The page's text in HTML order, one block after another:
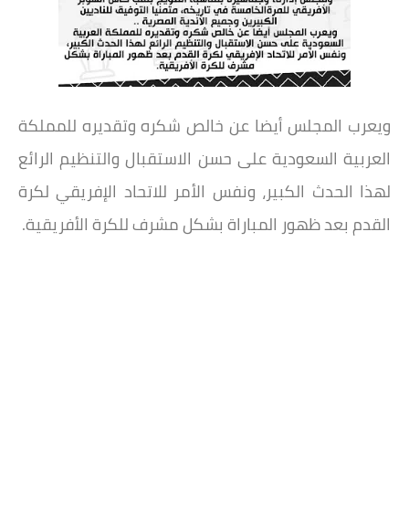
ويعرب المجلس أيضا عن خالص شكره وتقديره للمملكة
العربية السعودية على حسن الاستقبال والتنظيم الرائع
لهذا الحدث الكبير، ونفس الأمر للاتحاد الإفريقي لكرة
القدم بعد ظهور المباراة بشكل مشرف للكرة الأفريقية.